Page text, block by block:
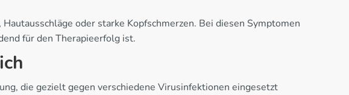
oder starke Kopfschmerzen. Bei diesen Symptomen
für den Therapieerfolg ist.
die gezielt gegen verschiedene Virusinfektionen eingesetzt